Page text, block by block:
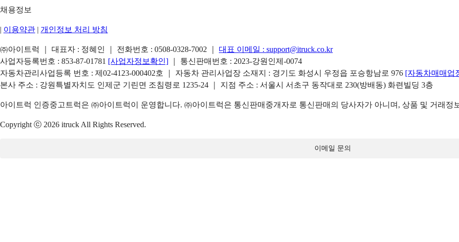
채용정보
| 이용약관 | 개인정보 처리 방침
㈜아이트럭 ｜ 대표자 : 정혜인 ｜ 전화번호 : 0508-0328-7002 대표 이메일 : support@itruck.co.kr
사업자등록번호 : 853-87-01781 [사업자정보확인]
｜ 통신판매번호 : 2023-강원인제-0074
자동차관리사업등록 번호 : 제02-4123-000402호 ｜ 자동차 관리사업장 소재지 : 경기도 화성시 우정읍 포승항남로 976 [자동차매매업
본사 주소 : 강원특별자치도 인제군 기린면 조침령로 1235-24 ｜ 지점 주소 : 서울시 서초구 동작대로 230(방배동) 화련빌딩 3층
아이트럭 인증중고트럭은 ㈜아이트럭이 운영합니다. ㈜아이트럭은 통신판매중개자로 통신판매의 당사자가 아니며, 상품 및 거래정
Copyright ⓒ 2026 itruck All Rights Reserved.
이메일 문의